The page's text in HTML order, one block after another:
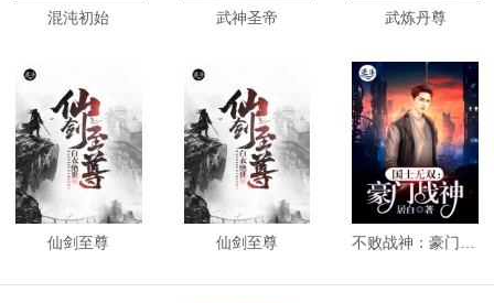
混沌初始 武神圣帝 武炼丹尊
仙剑至尊 仙剑至尊